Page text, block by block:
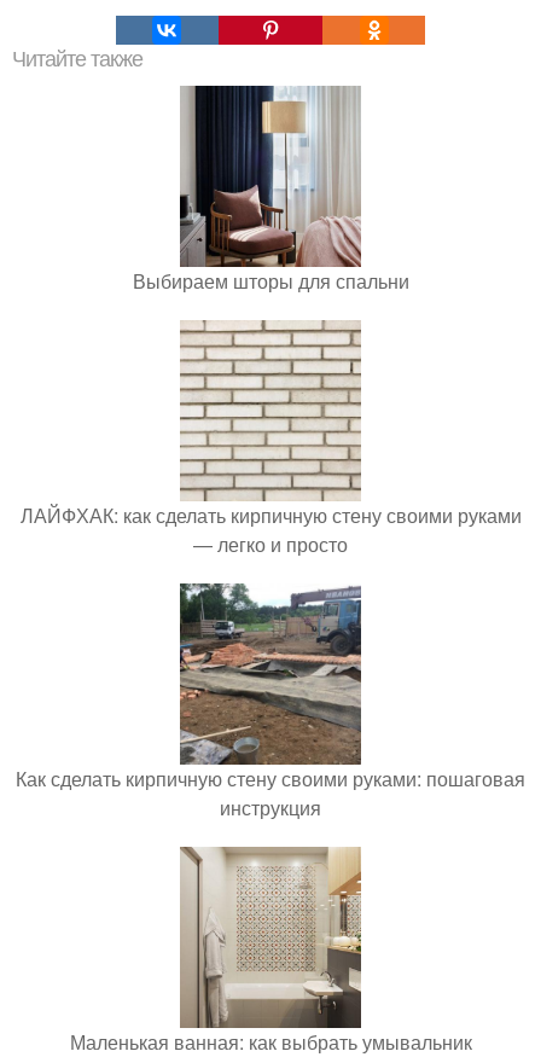
Читайте также
Выбираем шторы для спальни
ЛАЙФХАК: как сделать кирпичную стену своими руками
— легко и просто
Как сделать кирпичную стену своими руками: пошаговая
инструкция
Маленькая ванная: как выбрать умывальник